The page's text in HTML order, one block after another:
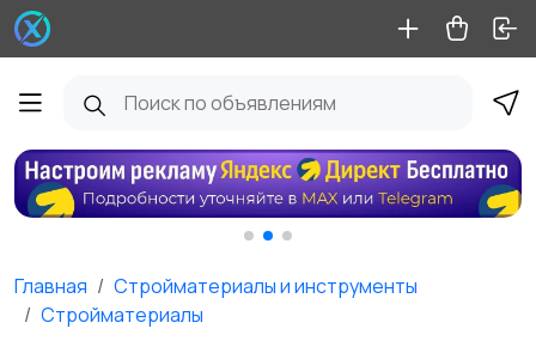
Главная
Стройматериалы и инструменты
Стройматериалы